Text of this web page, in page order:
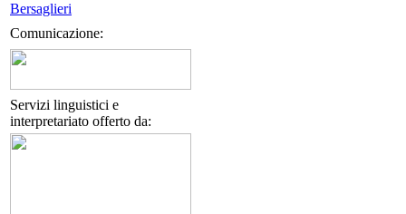
Comunicazione:
Servizi linguistici e
interpretariato offerto da: